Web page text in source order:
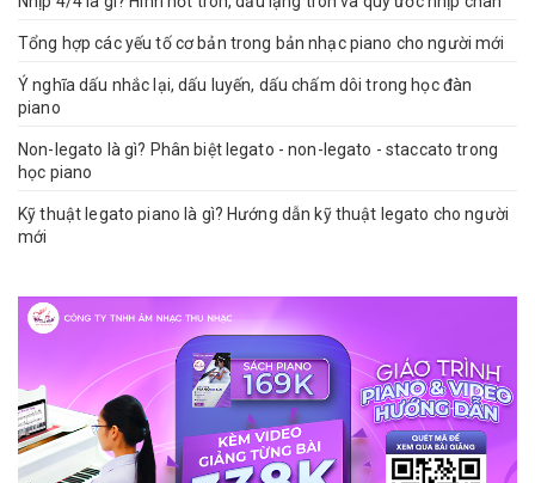
Tổng hợp các yếu tố cơ bản trong bản nhạc piano cho người mới
Ý nghĩa dấu nhắc lại, dấu luyến, dấu chấm dôi trong học đàn
piano
Non-legato là gì? Phân biệt legato - non-legato - staccato trong
học piano
Kỹ thuật legato piano là gì? Hướng dẫn kỹ thuật legato cho người
mới